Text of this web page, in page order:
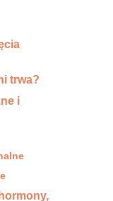
trwa?
i